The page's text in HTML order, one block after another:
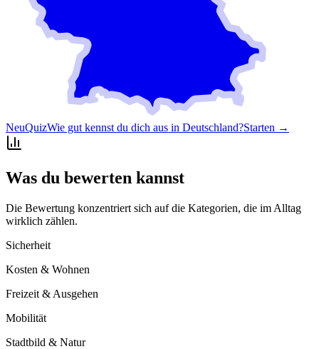
NeuQuizWie gut kennst du dich aus in Deutschland?Starten →
Was du bewerten kannst
Die Bewertung konzentriert sich auf die Kategorien, die im Alltag
wirklich zählen.
Sicherheit
Kosten & Wohnen
Freizeit & Ausgehen
Mobilität
Stadtbild & Natur